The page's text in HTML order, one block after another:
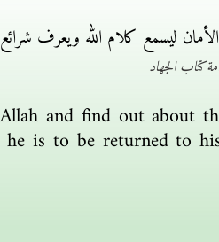
ليسمع كلام الله ويعرف
كتاب الجهاد
and find out about
is to be returned to